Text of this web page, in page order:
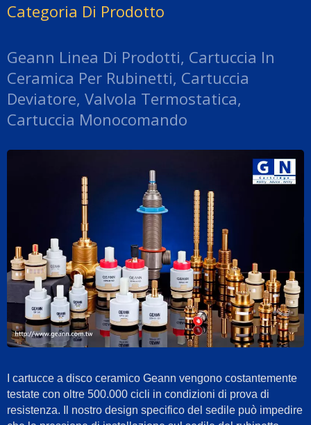
Categoria Di Prodotto
Geann Linea Di Prodotti, Cartuccia In
Ceramica Per Rubinetti, Cartuccia
Deviatore, Valvola Termostatica,
Cartuccia Monocomando
I cartucce a disco ceramico Geann vengono costantemente
testate con oltre 500.000 cicli in condizioni di prova di
resistenza. Il nostro design specifico del sedile può impedire